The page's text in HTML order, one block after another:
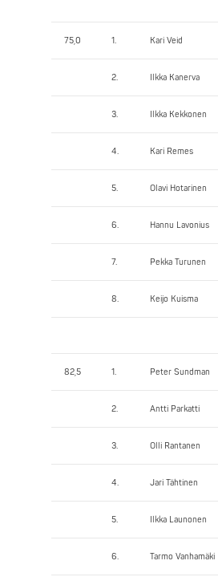
75,0 1. Kari Veid
2. Ilkka Kanerva
3. Ilkka Kekkonen
4. Kari Remes
5. Olavi Hotarinen
6. Hannu Lavonius
7. Pekka Turunen
8. Keijo Kuisma
82,5 1. Peter Sundman
2. Antti Parkatti
3. Olli Rantanen
4. Jari Tähtinen
5. Ilkka Launonen
6. Tarmo Vanhamäki